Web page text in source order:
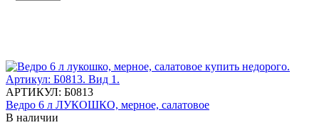
АРТИКУЛ: Б0813
Ведро 6 л ЛУКОШКО, мерное, салатовое
В наличии